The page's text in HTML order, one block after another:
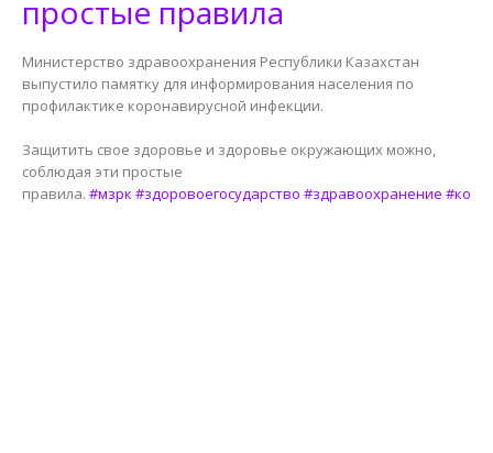
простые правила
Министерство здравоохранения Республики Казахстан
выпустило памятку для информирования населения по
профилактике коронавирусной инфекции.
Защитить свое здоровье и здоровье окружающих можно,
соблюдая эти простые
правила. #мзрк #здоровоегосударство #здравоохранение